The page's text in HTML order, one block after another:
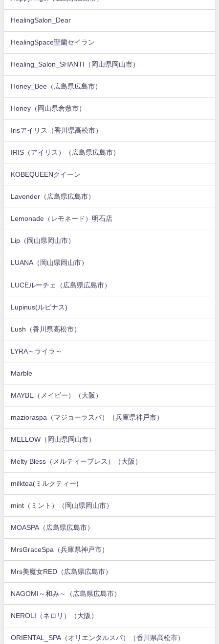
HealingSalon_Dear
HealingSpace聖蘭セイラン
Healing_Salon_SHANTI（岡山県岡山市）
Honey_Bee（広島県広島市）
Honey（岡山県倉敷市）
Irisアイリス（香川県高松市）
IRIS（アイリス）（広島県広島市）
KOBEQUEENクイーン
Lavender（広島県広島市）
Lemonade（レモネード）明石店
Lip（岡山県岡山市）
LUANA（岡山県岡山市）
LUCEルーチェ（広島県広島市）
Lupinus(ルピナス)
Lush（香川県高松市）
LYRA～ライラ～
Marble
MAYBE（メイビー）（大阪）
mazioraspa（マジョーラスパ）（兵庫県神戸市）
MELLOW（岡山県岡山市）
Melty Bless（メルティーブレス）（大阪）
milktea(ミルクティー)
mint（ミント）（岡山県岡山市）
MOASPA（広島県広島市）
MrsGraceSpa（兵庫県神戸市）
Mrs美魔女RED（広島県広島市）
NAGOMI～和み～（広島県広島市）
NEROLI（ネロリ）（大阪）
ORIENTAL_SPA（オリエンタルスパ）（香川県高松市）